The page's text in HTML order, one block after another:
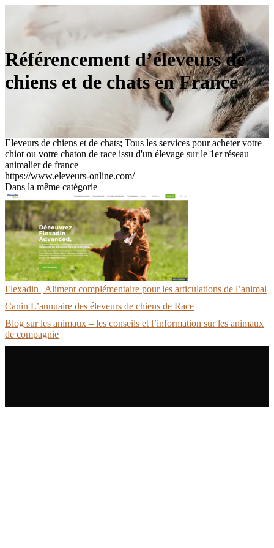
Référen­ce­ment d’éleveurs de
chiens et de chats en France
Eleveurs de chiens et de chats; Tous les services pour acheter votre
chiot ou votre chaton de race issu d'un élevage sur le 1er réseau
animalier de france
https://www.eleveurs-online.com/
Dans la même catégorie
Flexadin | Aliment complémentaire pour les articulations de l’animal
Canin L’annuaire des éleveurs de chiens de Race
Blog sur les animaux – les conseils et l’information sur les animaux
de compagnie